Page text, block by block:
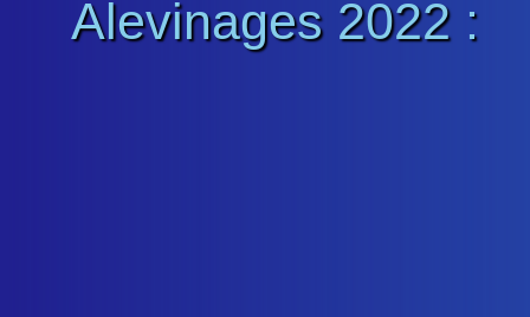
Alevinages 2022 :